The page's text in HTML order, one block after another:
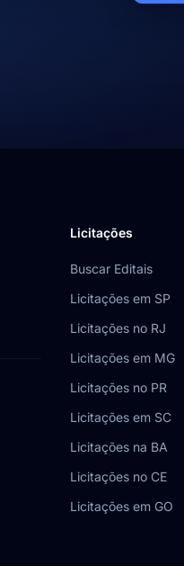
Licitações
Buscar Editais
Licitações em SP
Licitações no RJ
Licitações em MG
Licitações no PR
Licitações em SC
Licitações na BA
Licitações no CE
Licitações em GO